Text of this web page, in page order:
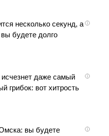
i
несколько секунд, а
будете долго
i
даже самый
грибок: вот хитрость
i
вы будете